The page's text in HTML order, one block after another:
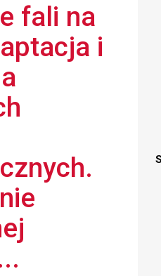
fali na
i